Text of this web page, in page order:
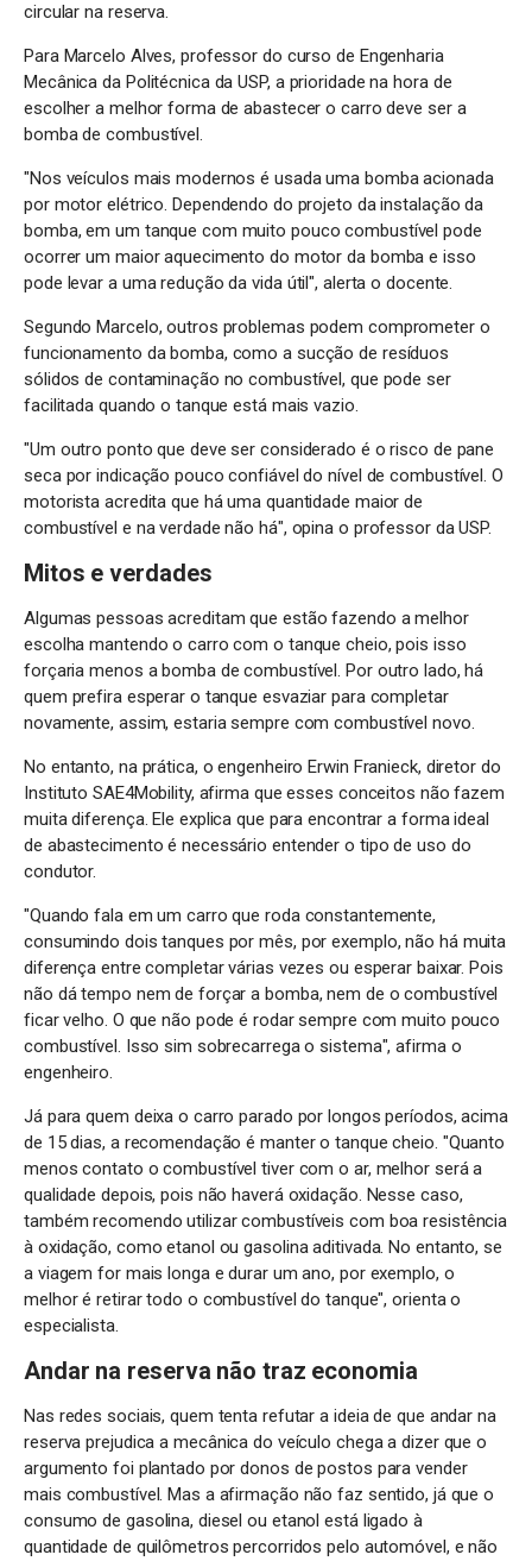
circular na reserva.
Para Marcelo Alves, professor do curso de Engenharia
Mecânica da Politécnica da USP, a prioridade na hora de
escolher a melhor forma de abastecer o carro deve ser a
bomba de combustível.
"Nos veículos mais modernos é usada uma bomba acionada
por motor elétrico. Dependendo do projeto da instalação da
bomba, em um tanque com muito pouco combustível pode
ocorrer um maior aquecimento do motor da bomba e isso
pode levar a uma redução da vida útil", alerta o docente.
Segundo Marcelo, outros problemas podem comprometer o
funcionamento da bomba, como a sucção de resíduos
sólidos de contaminação no combustível, que pode ser
facilitada quando o tanque está mais vazio.
"Um outro ponto que deve ser considerado é o risco de pane
seca por indicação pouco confiável do nível de combustível. O
motorista acredita que há uma quantidade maior de
combustível e na verdade não há", opina o professor da USP.
Mitos e verdades
Algumas pessoas acreditam que estão fazendo a melhor
escolha mantendo o carro com o tanque cheio, pois isso
forçaria menos a bomba de combustível. Por outro lado, há
quem prefira esperar o tanque esvaziar para completar
novamente, assim, estaria sempre com combustível novo.
No entanto, na prática, o engenheiro Erwin Franieck, diretor do
Instituto SAE4Mobility, afirma que esses conceitos não fazem
muita diferença. Ele explica que para encontrar a forma ideal
de abastecimento é necessário entender o tipo de uso do
condutor.
"Quando fala em um carro que roda constantemente,
consumindo dois tanques por mês, por exemplo, não há muita
diferença entre completar várias vezes ou esperar baixar. Pois
não dá tempo nem de forçar a bomba, nem de o combustível
ficar velho. O que não pode é rodar sempre com muito pouco
combustível. Isso sim sobrecarrega o sistema", afirma o
engenheiro.
Já para quem deixa o carro parado por longos períodos, acima
de 15 dias, a recomendação é manter o tanque cheio. "Quanto
menos contato o combustível tiver com o ar, melhor será a
qualidade depois, pois não haverá oxidação. Nesse caso,
também recomendo utilizar combustíveis com boa resistência
à oxidação, como etanol ou gasolina aditivada. No entanto, se
a viagem for mais longa e durar um ano, por exemplo, o
melhor é retirar todo o combustível do tanque", orienta o
especialista.
Andar na reserva não traz economia
Nas redes sociais, quem tenta refutar a ideia de que andar na
reserva prejudica a mecânica do veículo chega a dizer que o
argumento foi plantado por donos de postos para vender
mais combustível. Mas a afirmação não faz sentido, já que o
consumo de gasolina, diesel ou etanol está ligado à
quantidade de quilômetros percorridos pelo automóvel, e não